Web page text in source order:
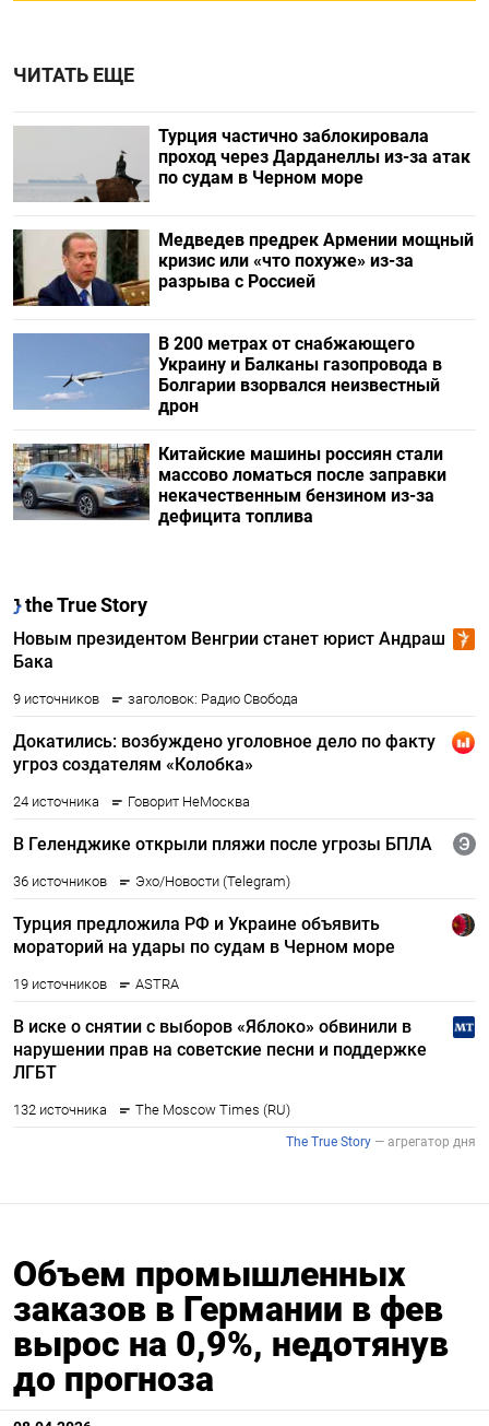
ЧИТАТЬ ЕЩЕ
Турция частично заблокировала
проход через Дарданеллы из-за атак
по судам в Черном море
Медведев предрек Армении мощный
кризис или «что похуже» из-за
разрыва с Россией
В 200 метрах от снабжающего
Украину и Балканы газопровода в
Болгарии взорвался неизвестный
дрон
Китайские машины россиян стали
массово ломаться после заправки
некачественным бензином из-за
дефицита топлива
Объем промышленных
заказов в Германии в фев
вырос на 0,9%, недотянув
до прогноза